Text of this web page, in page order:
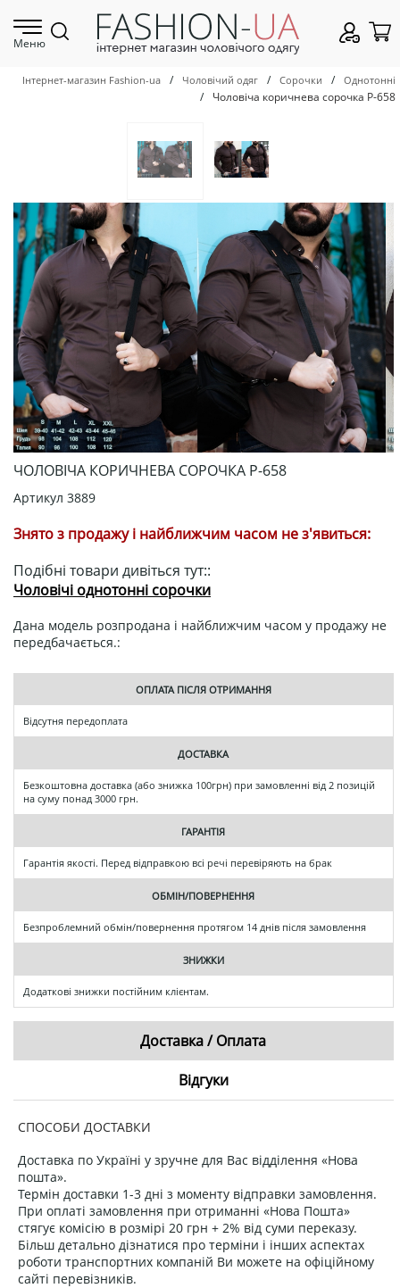
Меню
Інтернет-магазин Fashion-ua / Чоловічий одяг / Сорочки / Однотонні
/ Чоловіча коричнева сорочка Р-658
ЧОЛОВІЧА КОРИЧНЕВА СОРОЧКА Р-658
Артикул 3889
Знято з продажу і найближчим часом не з'явиться:
Подібні товари дивіться тут::
Чоловічі однотонні сорочки
Дана модель розпродана і найближчим часом у продажу не
передбачається.:
ОПЛАТА ПІСЛЯ ОТРИМАННЯ
Відсутня передоплата
ДОСТАВКА
Безкоштовна доставка (або знижка 100грн) при замовленні від 2 позицій
на суму понад 3000 грн.
ГАРАНТІЯ
Гарантія якості. Перед відправкою всі речі перевіряють на брак
ОБМІН/ПОВЕРНЕННЯ
Безпроблемний обмін/повернення протягом 14 днів після замовлення
ЗНИЖКИ
Додаткові знижки постійним клієнтам.
Доставка / Оплата
Відгуки
СПОСОБИ ДОСТАВКИ
Доставка по Україні у зручне для Вас відділення «Нова
пошта».
Термін доставки 1-3 дні з моменту відправки замовлення.
При оплаті замовлення при отриманні «Нова Пошта»
стягує комісію в розмірі 20 грн + 2% від суми переказу.
Більш детально дізнатися про терміни і інших аспектах
роботи транспортних компаній Ви можете на офіційному
сайті перевізників.